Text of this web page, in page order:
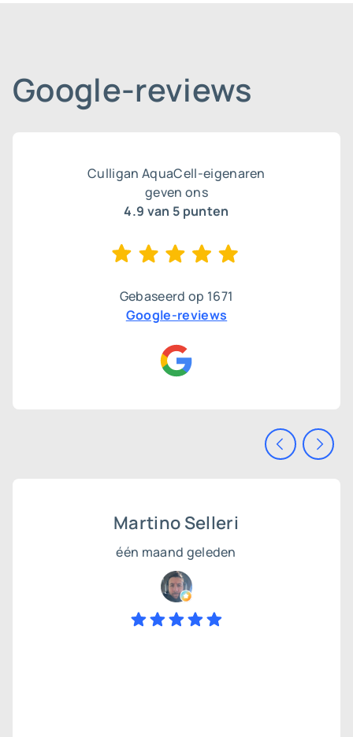
Google-reviews
Culligan AquaCell-eigenaren
geven ons
4.9 van 5 punten
Gebaseerd op 1671
Google-reviews
Martino Selleri
één maand geleden